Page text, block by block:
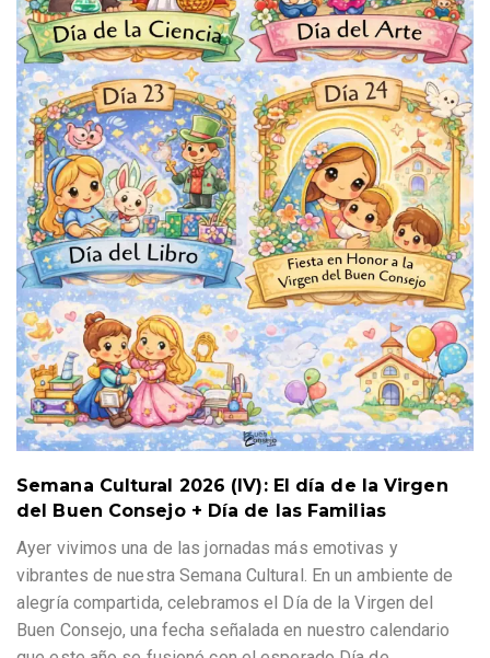
Semana Cultural 2026 (IV): El día de la Virgen
del Buen Consejo + Día de las Familias
Ayer vivimos una de las jornadas más emotivas y
vibrantes de nuestra Semana Cultural. En un ambiente de
alegría compartida, celebramos el Día de la Virgen del
Buen Consejo, una fecha señalada en nuestro calendario